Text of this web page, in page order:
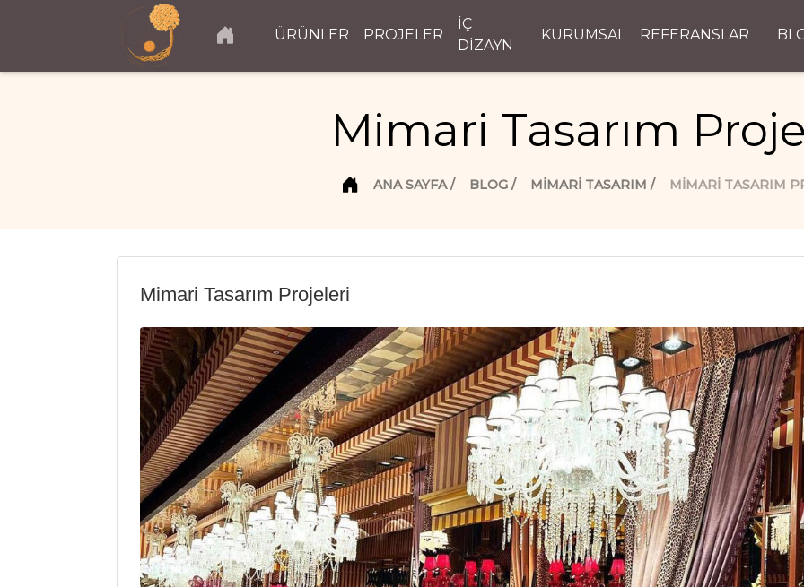
ÜRÜNLER PROJELER
İÇ
DİZAYN
KURUMSAL REFERANSLAR
Mimari Tasarım
ANA SAYFA BLOG MIMARI TASARIM MIMARI TASARIM
Mimari Tasarım Projeleri